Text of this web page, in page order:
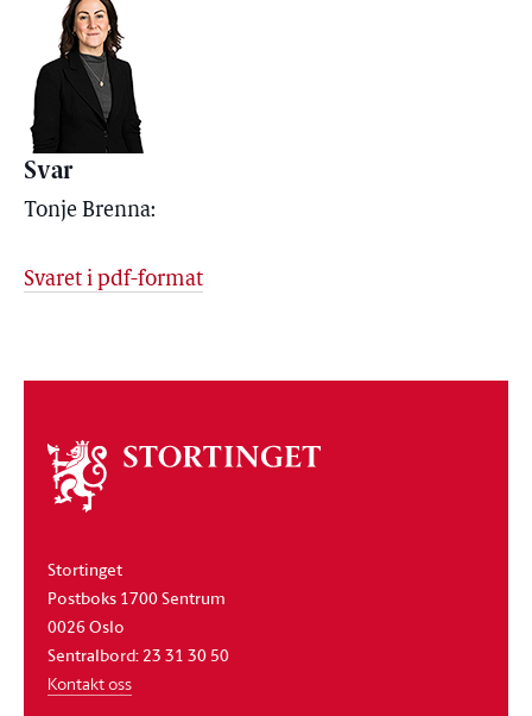
Svar
Tonje Brenna:
Svaret i pdf-format
Om
stortinget
Stortinget
Postboks 1700 Sentrum
0026 Oslo
Sentralbord: 23 31 30 50
Kontakt oss